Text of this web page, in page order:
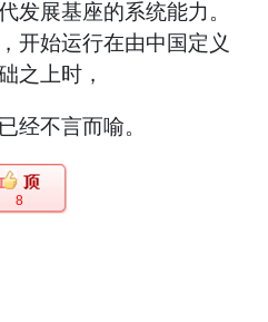
发展基座的系统能力。
开始运行在由中国定义
之上时，
不言而喻。
8